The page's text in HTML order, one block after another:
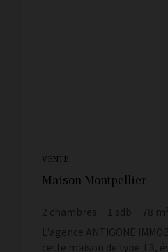
VENTE
Maison Montpellier
2 chambres 1 sdb 78
4 019,23 €prix / m²
L'agence ANTIGONE
cette maison de type T3,